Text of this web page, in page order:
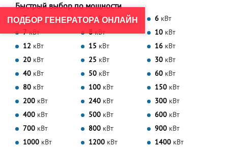
Быстрый выбор по мощности
3 кВт 5 кВт 6 кВт
7 кВт 8 кВт 10 кВт
12 кВт 15 кВт 16 кВт
20 кВт 25 кВт 30 кВт
40 кВт 50 кВт 60 кВт
80 кВт 100 кВт 150 кВт
200 кВт 240 кВт 300 кВт
400 кВт 500 кВт 600 кВт
700 кВт 800 кВт 900 кВт
1000 кВт 1200 кВт 1400 кВт
ПОДБОР ГЕНЕРАТОРА ОНЛАЙН